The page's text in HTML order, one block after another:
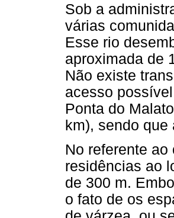
Sob a
várias
Esse rio
aproximada de
Não existe
acesso
Ponta do
km), sendo
No referente
residências ao
de 300 m.
o fato de os